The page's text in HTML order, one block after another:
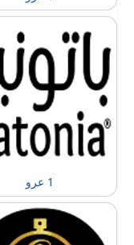
1 عرو